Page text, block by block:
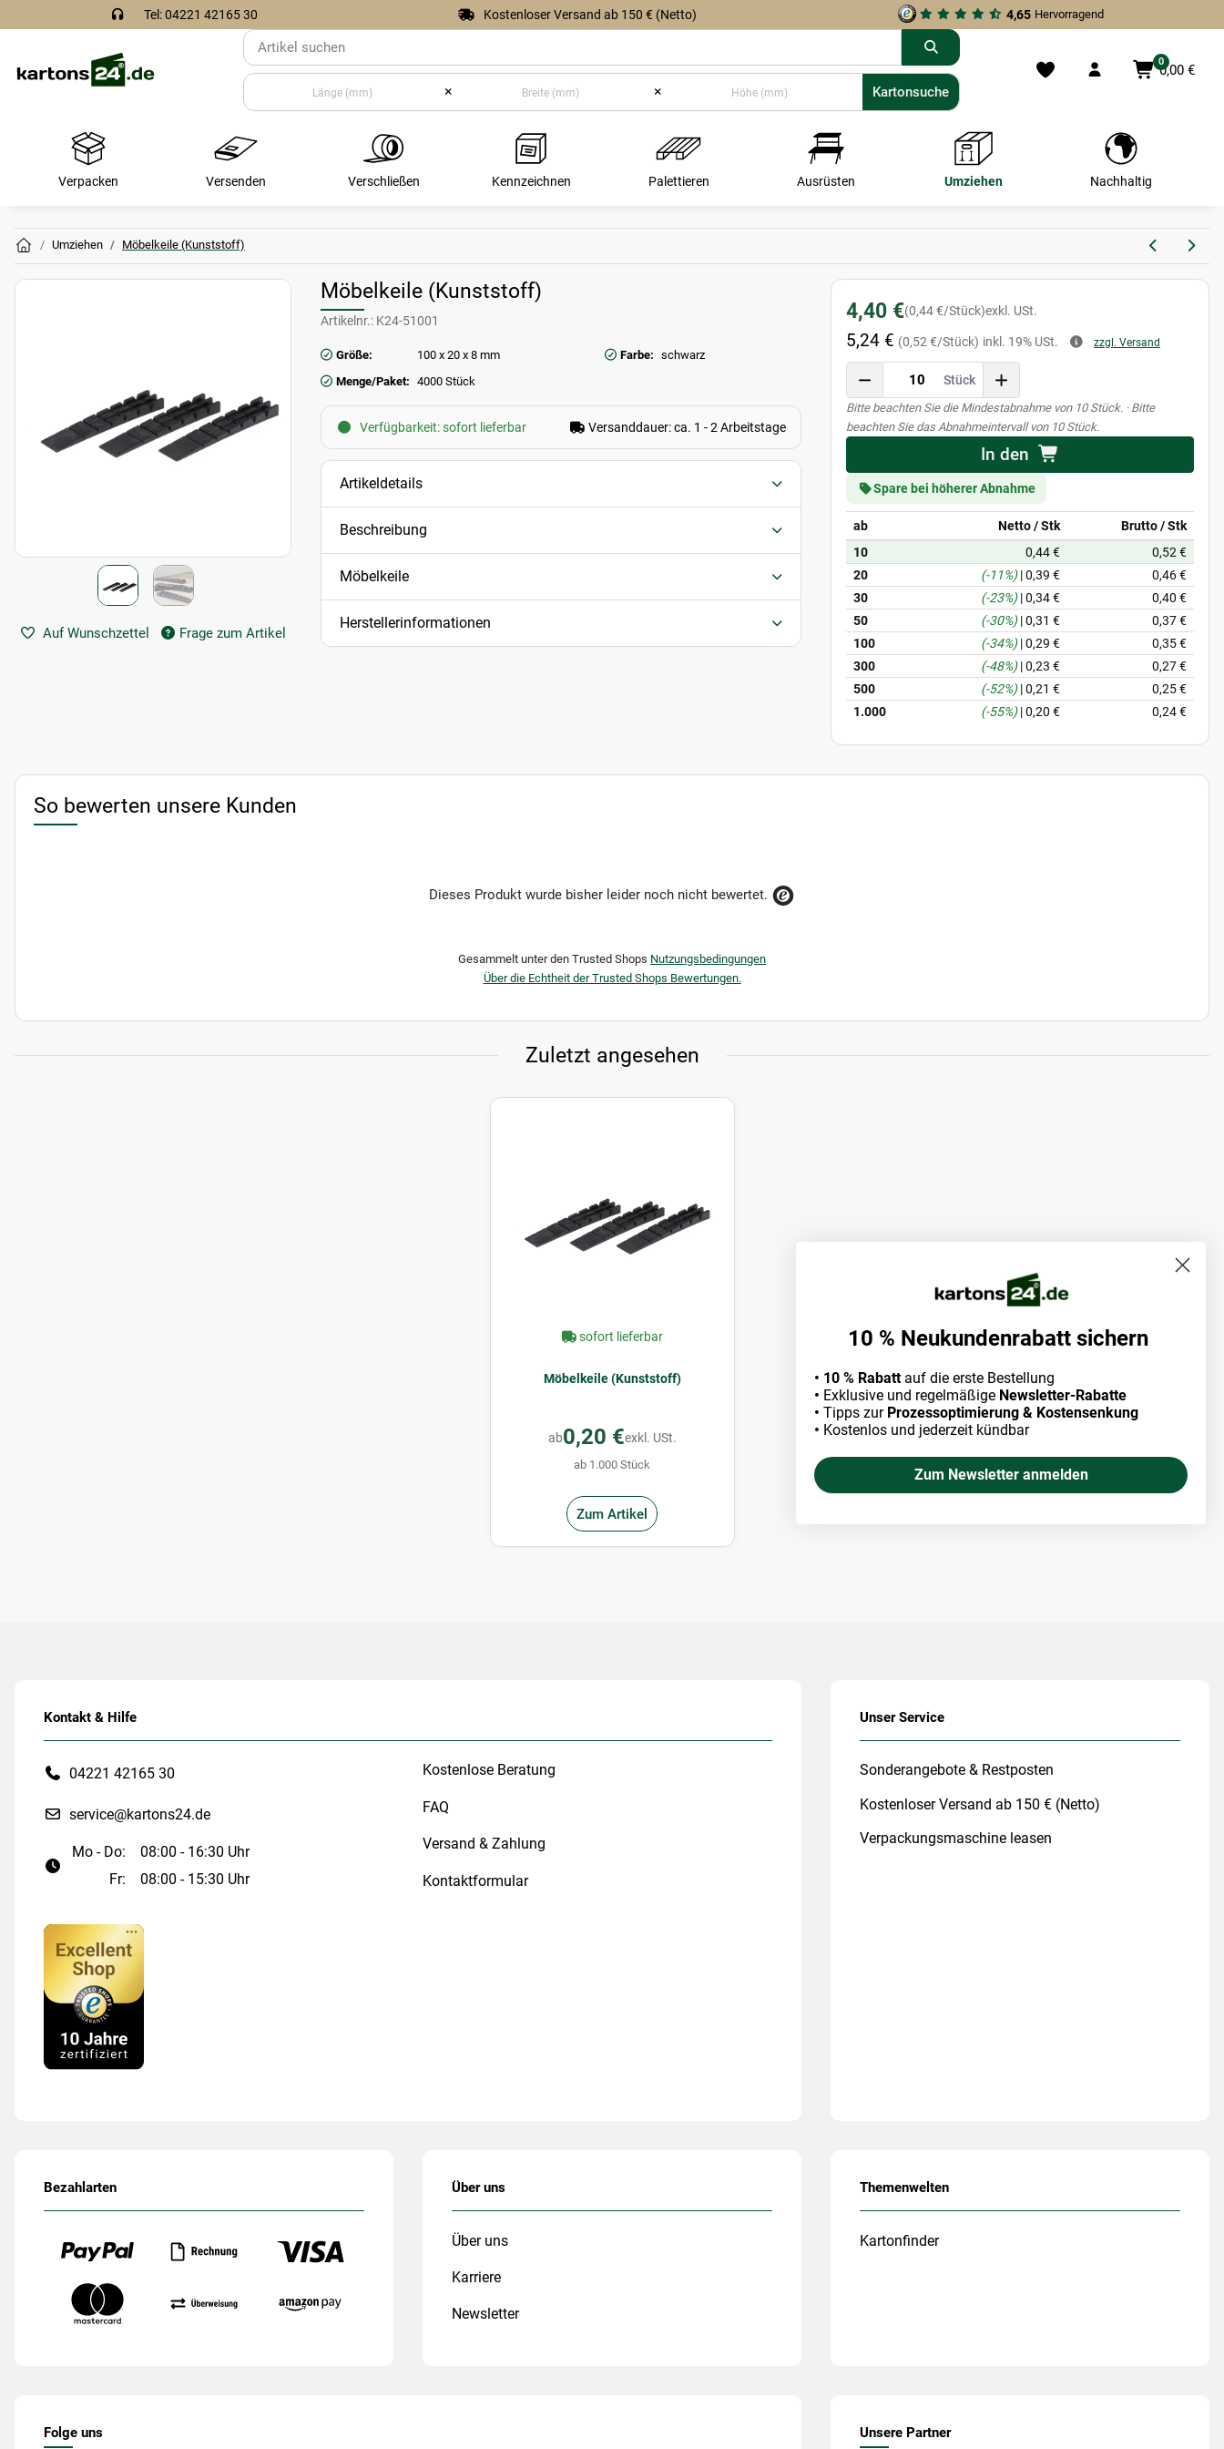
Tel: 04221 42165 30 Kostenloser Versand ab 150 € (Netto) 4,65 Hervorragend
0
0,00 €
× × Kartonsuche
Kartonsuche
Verpacken Versenden Verschließen Kennzeichnen Palettieren Ausrüsten Umziehen Nachhaltig
Umziehen Möbelkeile (Kunststoff)
Auf Wunschzettel Frage zum Artikel
Möbelkeile (Kunststoff)
Artikelnr.: K24-51001
Größe: 100 x 20 x 8 mm Farbe: schwarz
Menge/Paket: 4000 Stück
Verfügbarkeit: sofort lieferbar Versanddauer: ca. 1 - 2 Arbeitstage
Artikeldetails
Beschreibung
Möbelkeile
Herstellerinformationen
4,40 €(0,44 €/Stück)exkl. USt.
5,24 € (0,52 €/Stück) inkl. 19% USt. zzgl. Versand
Stück
xBitte beachten Sie die Mindestabnahme von 10 Stück. · Bitte
beachten Sie das Abnahmeintervall von 10 Stück.
In den
Spare bei höherer Abnahme
ab Netto / Stk
Brutto / Stk
10
0,44 €
0,52 €
20
(-11%)|0,39 €
0,46 €
30
(-23%)|0,34 €
0,40 €
50
(-30%)|0,31 €
0,37 €
100
(-34%)|0,29 €
0,35 €
300
(-48%)|0,23 €
0,27 €
500
(-52%)|0,21 €
0,25 €
1.000
(-55%)|0,20 € 0,24 €
So bewerten unsere Kunden
Dieses Produkt wurde bisher leider noch nicht bewertet.
Gesammelt unter den Trusted Shops Nutzungsbedingungen
Über die Echtheit der Trusted Shops Bewertungen.
Zuletzt angesehen
sofort lieferbar
Möbelkeile (Kunststoff)
ab0,20 €exkl. USt.
ab 1.000 Stück
Zum Artikel
Kontakt & Hilfe
04221 42165 30
service@kartons24.de
Mo - Do:
08:00 - 16:30 Uhr
Fr:
08:00 - 15:30 Uhr
Kostenlose Beratung
FAQ
Versand & Zahlung
Kontaktformular
Unser Service
Sonderangebote & Restposten
Kostenloser Versand ab 150 € (Netto)
Verpackungsmaschine leasen
Bezahlarten Über uns
Über uns
Karriere
Newsletter
Themenwelten
Kartonfinder
Folge uns Unsere Partner
10 % Neukundenrabatt sichern
• 10 % Rabatt auf die erste Bestellung
• Exklusive und regelmäßige Newsletter-Rabatte
• Tipps zur Prozessoptimierung & Kostensenkung
• Kostenlos und jederzeit kündbar
Zum Newsletter anmelden